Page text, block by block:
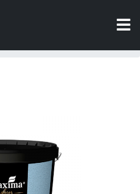
кварцевым
Maxima Decor